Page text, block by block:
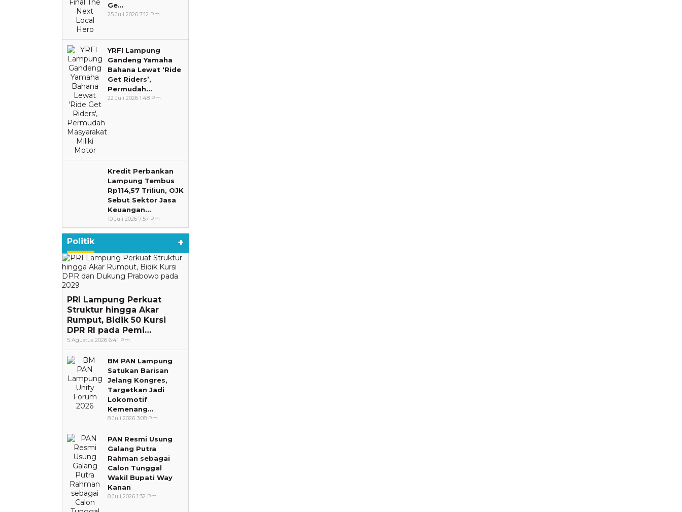
Ge…
25 Juli 2026 7:12 Pm
YRFI Lampung
Gandeng Yamaha
Bahana Lewat ‘Ride
Get Riders’,
Permudah…
22 Juli 2026 1:48 Pm
Kredit Perbankan
Lampung Tembus
Rp114,57 Triliun, OJK
Sebut Sektor Jasa
Keuangan…
10 Juli 2026 7:57 Pm
Politik +
PRI Lampung Perkuat
Struktur hingga Akar
Rumput, Bidik 50 Kursi
DPR RI pada Pemi…
5 Agustus 2026 6:41 Pm
BM PAN Lampung
Satukan Barisan
Jelang Kongres,
Targetkan Jadi
Lokomotif
Kemenang…
8 Juli 2026 3:08 Pm
PAN Resmi Usung
Galang Putra
Rahman sebagai
Calon Tunggal
Wakil Bupati Way
Kanan
8 Juli 2026 1:32 Pm